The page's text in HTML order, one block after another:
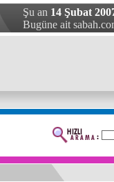
Şu an 14 Şubat
Bugüne ait